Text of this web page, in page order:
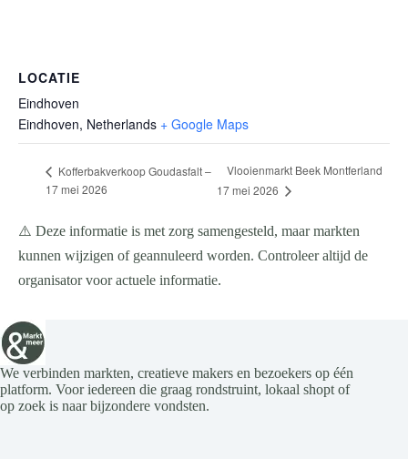
LOCATIE
Eindhoven
Eindhoven, Netherlands + Google Maps
Kofferbakverkoop Goudasfalt –
17 mei 2026
Vlooienmarkt Beek Montferland
17 mei 2026
⚠️ Deze informatie is met zorg samengesteld, maar markten
kunnen wijzigen of geannuleerd worden. Controleer altijd de
organisator voor actuele informatie.
We verbinden markten, creatieve makers en bezoekers op één
platform. Voor iedereen die graag rondstruint, lokaal shopt of
op zoek is naar bijzondere vondsten.